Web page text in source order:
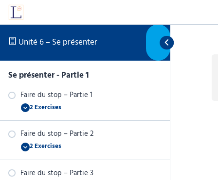
Skip to content
Unité 6 – Se présenter
Se présenter - Partie 1
Faire du stop – Partie 1
Expand
Faire
–
1
2 Exercises
Faire du stop – Partie 2
Expand
Faire
–
2 Exercises
Faire du stop – Partie 3